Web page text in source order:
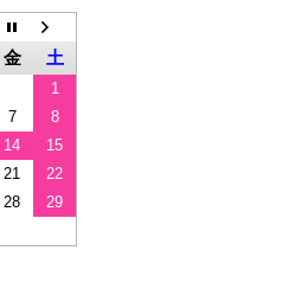
金 土
1
7
8
14
15
21
22
28
29